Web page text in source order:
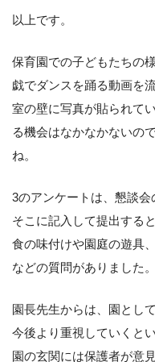
以上です。
保育園での子どもたちの
戯でダンスを踊る動画を
室の壁に写真が貼られて
る機会はなかなかないの
ね。
3のアンケートは、懇談
そこに記入して提出する
食の味付けや園庭の遊具
などの質問がありました。
園長先生からは、園とし
今後より重視していくと
園の玄関には保護者が意